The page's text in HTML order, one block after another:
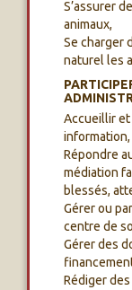
S’assurer
animaux,
Se charger
naturel les
Accueillir
Répondre
médiation
blessés,
Gérer ou
centre de
Gérer des
Rédiger